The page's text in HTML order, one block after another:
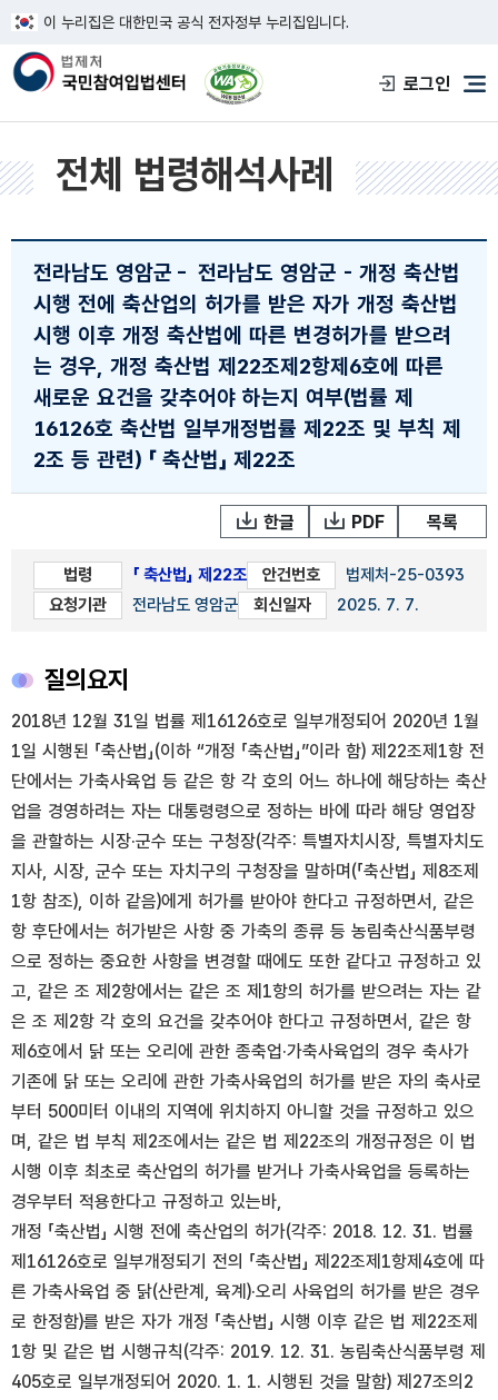
이 누리집은 대한민국 공식 전자정부 누리집입니다.
한국웹접근성인증평가원 웹접근성 사이
로그인
메
전체 법령해석사례
전라남도 영암군 - 전라남도 영암군 - 개정 축산법
시행 전에 축산업의 허가를 받은 자가 개정 축산법
시행 이후 개정 축산법에 따른 변경허가를 받으려
는 경우, 개정 축산법 제22조제2항제6호에 따른
새로운 요건을 갖추어야 하는지 여부(법률 제
16126호 축산법 일부개정법률 제22조 및 부칙 제
2조 등 관련) 「 축산법」 제22조
한글 PDF 목록
법령 「 축산법」 제22조 안건번호
법제처-25-0393
요청기관
전라남도 영암군 회신일자 2025. 7. 7.
질의요지
2018년 12월 31일 법률 제16126호로 일부개정되어 2020년 1월
1일 시행된 「축산법」(이하 “개정 「축산법」”이라 함) 제22조제1항 전
단에서는 가축사육업 등 같은 항 각 호의 어느 하나에 해당하는 축산
업을 경영하려는 자는 대통령령으로 정하는 바에 따라 해당 영업장
을 관할하는 시장·군수 또는 구청장(각주: 특별자치시장, 특별자치도
지사, 시장, 군수 또는 자치구의 구청장을 말하며(「축산법」 제8조제
1항 참조), 이하 같음)에게 허가를 받아야 한다고 규정하면서, 같은
항 후단에서는 허가받은 사항 중 가축의 종류 등 농림축산식품부령
으로 정하는 중요한 사항을 변경할 때에도 또한 같다고 규정하고 있
고, 같은 조 제2항에서는 같은 조 제1항의 허가를 받으려는 자는 같
은 조 제2항 각 호의 요건을 갖추어야 한다고 규정하면서, 같은 항
제6호에서 닭 또는 오리에 관한 종축업·가축사육업의 경우 축사가
기존에 닭 또는 오리에 관한 가축사육업의 허가를 받은 자의 축사로
부터 500미터 이내의 지역에 위치하지 아니할 것을 규정하고 있으
며, 같은 법 부칙 제2조에서는 같은 법 제22조의 개정규정은 이 법
시행 이후 최초로 축산업의 허가를 받거나 가축사육업을 등록하는
경우부터 적용한다고 규정하고 있는바,
개정 「축산법」 시행 전에 축산업의 허가(각주: 2018. 12. 31. 법률
제16126호로 일부개정되기 전의 「축산법」 제22조제1항제4호에 따
른 가축사육업 중 닭(산란계, 육계)·오리 사육업의 허가를 받은 경우
로 한정함)를 받은 자가 개정 「축산법」 시행 이후 같은 법 제22조제
1항 및 같은 법 시행규칙(각주: 2019. 12. 31. 농림축산식품부령 제
405호로 일부개정되어 2020. 1. 1. 시행된 것을 말함) 제27조의2